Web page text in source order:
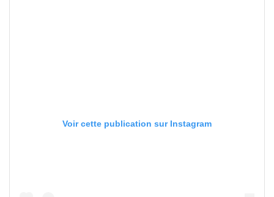
Voir cette publication sur Instagram